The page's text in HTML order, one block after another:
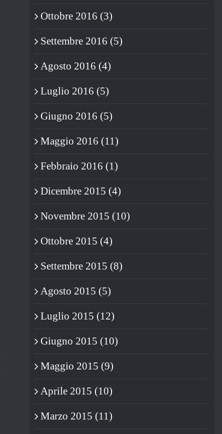
Ottobre 2016 (3)
Settembre 2016 (5)
Agosto 2016 (4)
Luglio 2016 (5)
Giugno 2016 (5)
Maggio 2016 (11)
Febbraio 2016 (1)
Dicembre 2015 (4)
Novembre 2015 (10)
Ottobre 2015 (4)
Settembre 2015 (8)
Agosto 2015 (5)
Luglio 2015 (12)
Giugno 2015 (10)
Maggio 2015 (9)
Aprile 2015 (10)
Marzo 2015 (11)